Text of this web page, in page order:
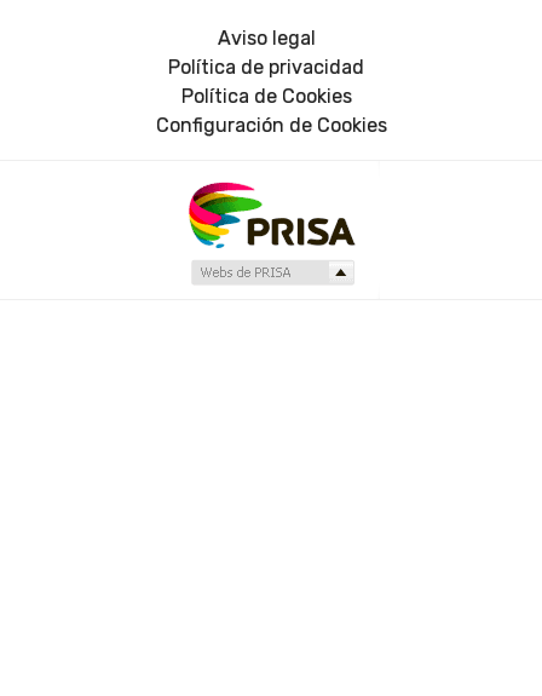
Aviso legal
Política de privacidad
Política de Cookies
Configuración de Cookies